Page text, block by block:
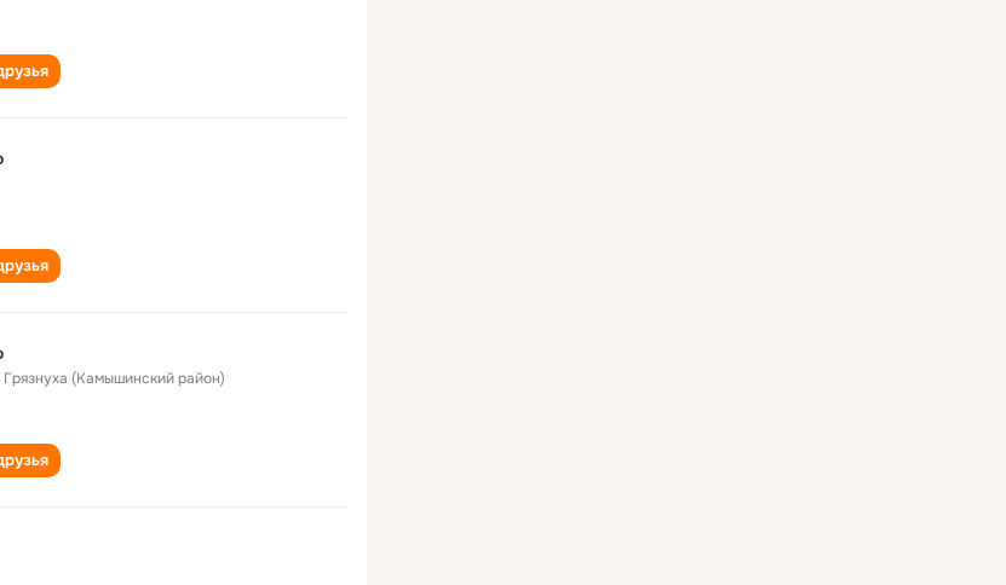
Грязнуха (Камышинский район)